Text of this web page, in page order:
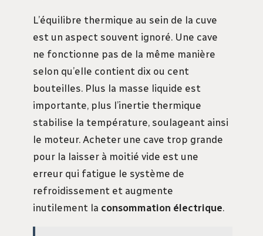
L’équilibre thermique au sein de la cuve
est un aspect souvent ignoré. Une cave
ne fonctionne pas de la même manière
selon qu’elle contient dix ou cent
bouteilles. Plus la masse liquide est
importante, plus l’inertie thermique
stabilise la température, soulageant ainsi
le moteur. Acheter une cave trop grande
pour la laisser à moitié vide est une
erreur qui fatigue le système de
refroidissement et augmente
inutilement la consommation électrique.